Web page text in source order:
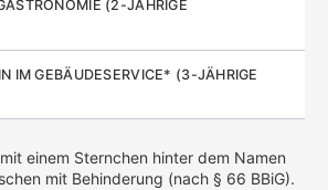
(2-JÄHRIGE
IM GEBÄUDESERVICE* (3-JÄHRIGE
einem Sternchen hinter dem Namen
mit Behinderung (nach § 66 BBiG).